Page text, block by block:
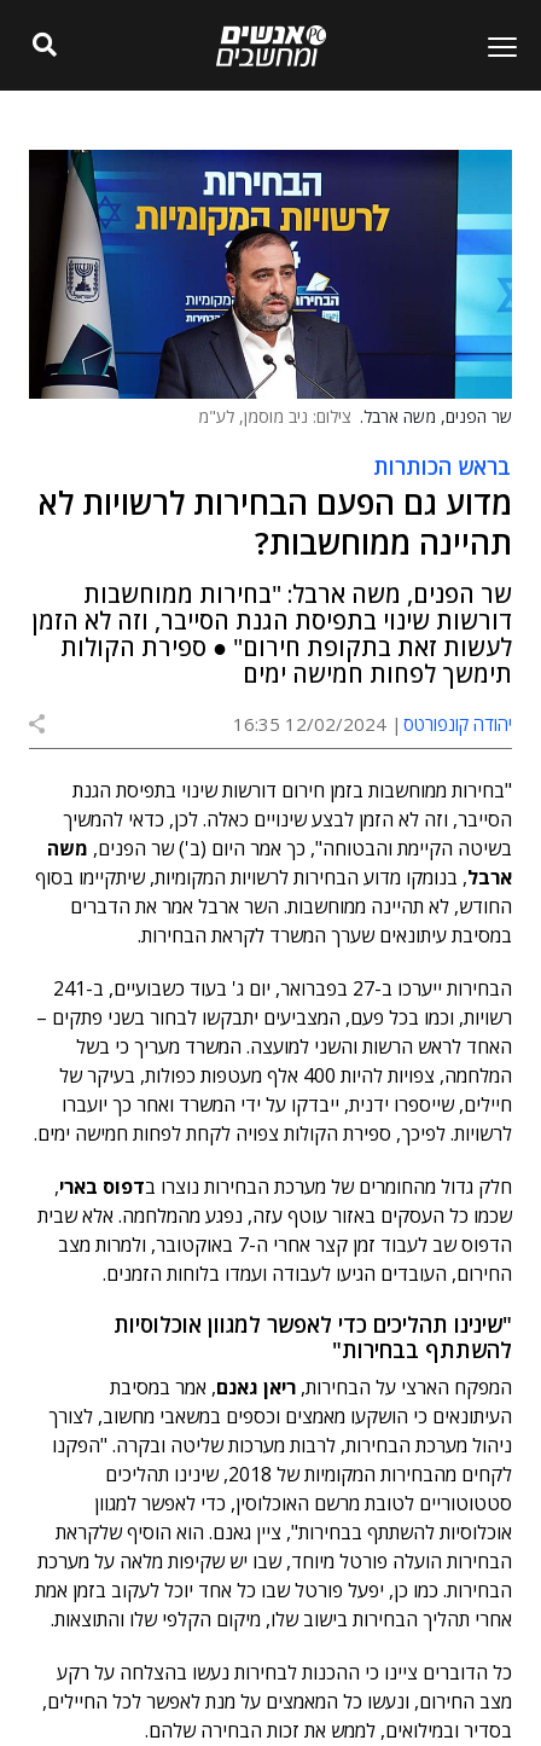
שר הפנים, משה ארבל. צילום: ניב מוסמן, לע"מ
בראש הכותרות
מדוע גם הפעם הבחירות לרשויות לא
תהיינה ממוחשבות?
שר הפנים, משה ארבל: "בחירות ממוחשבות
דורשות שינוי בתפיסת הגנת הסייבר, וזה לא הזמן
לעשות זאת בתקופת חירום" ● ספירת הקולות
תימשך לפחות חמישה ימים
יהודה קונפורטס 12/02/2024 16:35
"בחירות ממוחשבות בזמן חירום דורשות שינוי בתפיסת הגנת
הסייבר, וזה לא הזמן לבצע שינויים כאלה. לכן, כדאי להמשיך
בשיטה הקיימת והבטוחה", כך אמר היום (ב') שר הפנים, משה
ארבל, בנומקו מדוע הבחירות לרשויות המקומיות, שיתקיימו בסוף
החודש, לא תהיינה ממוחשבות. השר ארבל אמר את הדברים
במסיבת עיתונאים שערך המשרד לקראת הבחירות.
הבחירות ייערכו ב-27 בפברואר, יום ג' בעוד כשבועיים, ב-241
רשויות, וכמו בכל פעם, המצביעים יתבקשו לבחור בשני פתקים –
האחד לראש הרשות והשני למועצה. המשרד מעריך כי בשל
המלחמה, צפויות להיות 400 אלף מעטפות כפולות, בעיקר של
חיילים, שייספרו ידנית, ייבדקו על ידי המשרד ואחר כך יועברו
לרשויות. לפיכך, ספירת הקולות צפויה לקחת לפחות חמישה ימים.
חלק גדול מהחומרים של מערכת הבחירות נוצרו בדפוס בארי,
שכמו כל העסקים באזור עוטף עזה, נפגע מהמלחמה. אלא שבית
הדפוס שב לעבוד זמן קצר אחרי ה-7 באוקטובר, ולמרות מצב
החירום, העובדים הגיעו לעבודה ועמדו בלוחות הזמנים.
"שינינו תהליכים כדי לאפשר למגוון אוכלוסיות
להשתתף בבחירות"
המפקח הארצי על הבחירות, ריאן גאנם, אמר במסיבת
העיתונאים כי הושקעו מאמצים וכספים במשאבי מחשוב, לצורך
ניהול מערכת הבחירות, לרבות מערכות שליטה ובקרה. "הפקנו
לקחים מהבחירות המקומיות של 2018, שינינו תהליכים
סטטוטוריים לטובת מרשם האוכלוסין, כדי לאפשר למגוון
אוכלוסיות להשתתף בבחירות", ציין גאנם. הוא הוסיף שלקראת
הבחירות הועלה פורטל מיוחד, שבו יש שקיפות מלאה על מערכת
הבחירות. כמו כן, יפעל פורטל שבו כל אחד יוכל לעקוב בזמן אמת
אחרי תהליך הבחירות בישוב שלו, מיקום הקלפי שלו והתוצאות.
כל הדוברים ציינו כי ההכנות לבחירות נעשו בהצלחה על רקע
מצב החירום, ונעשו כל המאמצים על מנת לאפשר לכל החיילים,
בסדיר ובמילואים, לממש את זכות הבחירה שלהם.